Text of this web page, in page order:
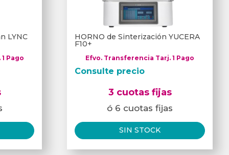
LYNC
Pago
HORNO de Sinterización YUCERA
F10+
Efvo. Transferencia Tarj. 1 Pago
Consulte precio
3 cuotas fijas
ó 6 cuotas fijas
SIN STOCK